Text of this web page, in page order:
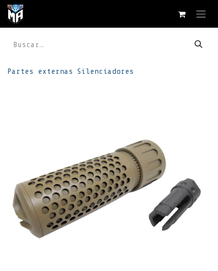
Ir al contenido
Partes externas Silenciadores